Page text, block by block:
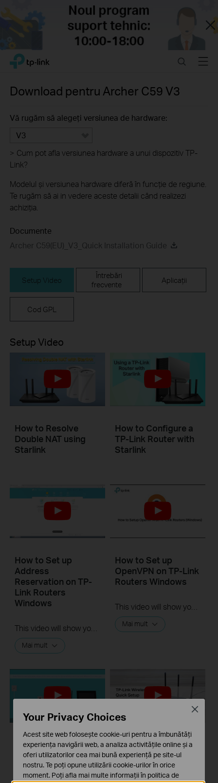
Close
Click
navigation
TP-Link, Reliably Smart SearchMenu
Download pentru Archer C59 V3
Vă rugăm să alegeți versiunea de hardware:
V3
> Cum pot afla versiunea hardware a unui dispozitiv TP-
Link?
Modelul și versiunea hardware diferă în funcție de regiune.
Te rugăm să ai in vedere aceste detalii când realizezi
achiziția.
Documente
Archer C59(EU)_V3_Quick Installation Guide
Setup Video
Întrebări
frecvente
Aplicații
Cod GPL
Setup Video
How to Resolve
Double NAT using
Starlink
How to Configure a
TP-Link Router with
Starlink
How to Set up
Address
Reservation on TP-
Link Routers
Windows
This video will show you how to set up Address Reservation on TP-Link routers.
Mai mult
How to Set up
OpenVPN on TP-Link
Routers Windows
This video will show you how to set up OpenVPN on a TP-Link Wi-Fi router. For more information, visit www.tp-link.com/support.
Mai mult
What should I do if I
cannot access the
internet? - Using a
DSL modem and a
TP-Link wireless
router quick setup
Your Privacy Choices
Acest site web folosește cookie-uri pentru a îmbunătăți
experiența navigării web, a analiza activitățile online și a
oferi utilizatorilor cea mai bună experiență pe site-ul
nostru. Te poți opune utilizării cookie-urilor în orice
moment. Poți afla mai multe informații în politica de
Close